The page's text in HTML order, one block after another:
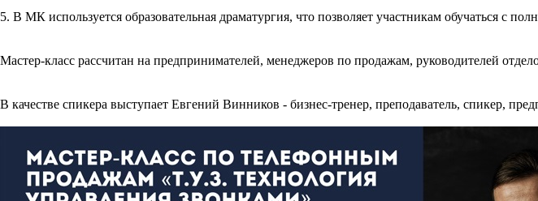
5. В МК используется образовательная драматургия, что позволяет участникам обучаться с
Мастер-класс рассчитан на предпринимателей, менеджеров по продажам, руководителей
В качестве спикера выступает Евгений Винников - бизнес-тренер, преподаватель, спикер,